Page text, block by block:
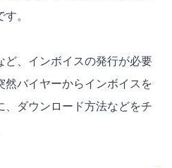
確認する方法は？
はどのような情報が含ま
。
ど、インボイスの発行が必要
然バイヤーからインボイスを
、ダウンロード方法などをチ